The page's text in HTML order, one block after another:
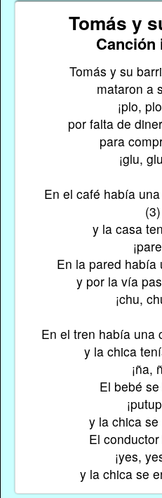
Tomás y
Canción
Tomás y su
mataron a
¡plo,
por falta de
para
¡glu,
En el café había
(3)
y la casa
En la pared
y por la vía
¡chu,
En el tren había una
y la chica
¡ña,
El bebé
y la chica
El
¡yes,
y la chica se